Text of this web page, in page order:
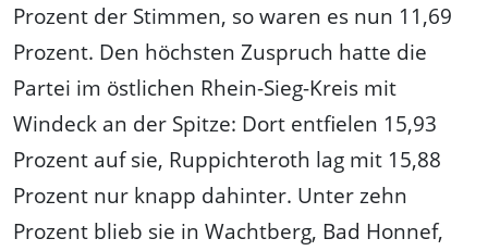
Prozent der Stimmen, so waren es nun 11,69
Prozent. Den höchsten Zuspruch hatte die
Partei im östlichen Rhein-Sieg-Kreis mit
Windeck an der Spitze: Dort entfielen 15,93
Prozent auf sie, Ruppichteroth lag mit 15,88
Prozent nur knapp dahinter. Unter zehn
Prozent blieb sie in Wachtberg, Bad Honnef,